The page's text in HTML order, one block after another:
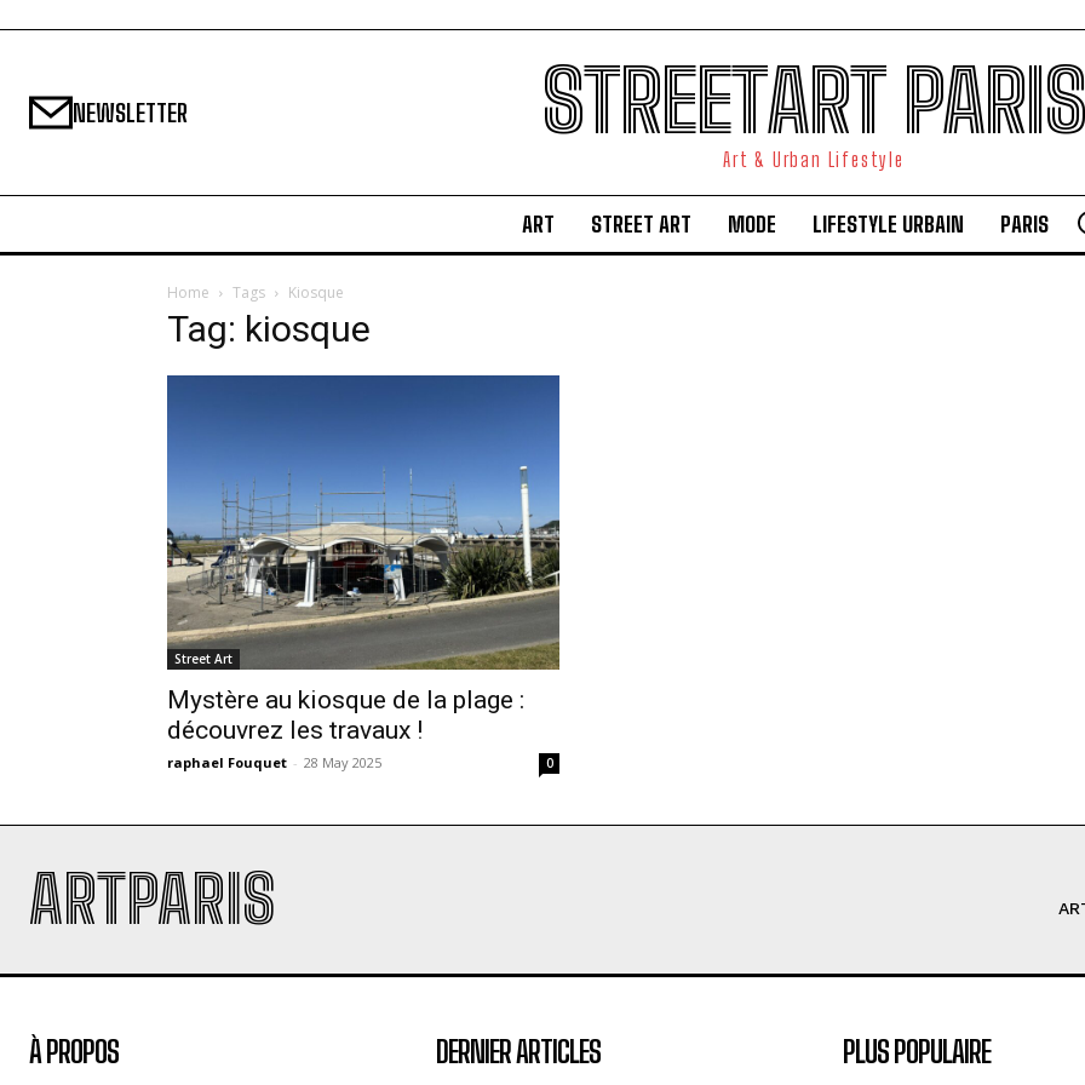
NEWSLETTER STREETART PARIS
Art & Urban Lifestyle
ART STREET ART MODE LIFESTYLE URBAIN PARIS
Home Tags Kiosque
Tag: kiosque
Street Art
Mystère au kiosque de la plage :
découvrez les travaux !
raphael Fouquet - 28 May 2025 0
ARTPARIS
À PROPOS DERNIER ARTICLES PLUS POPULAIRE